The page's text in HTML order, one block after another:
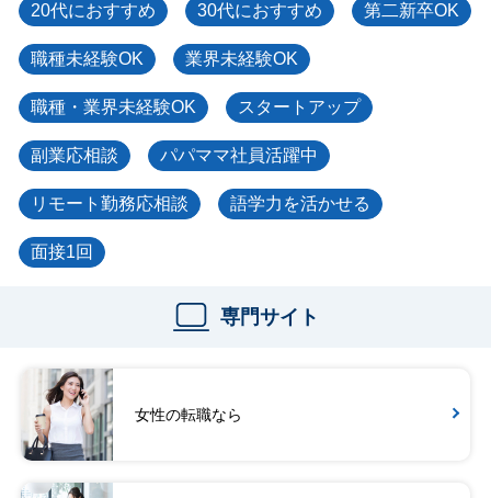
20代におすすめ 30代におすすめ 第二新卒OK
職種未経験OK 業界未経験OK
職種・業界未経験OK スタートアップ
副業応相談 パパママ社員活躍中
リモート勤務応相談 語学力を活かせる
面接1回
専門サイト
女性の転職なら